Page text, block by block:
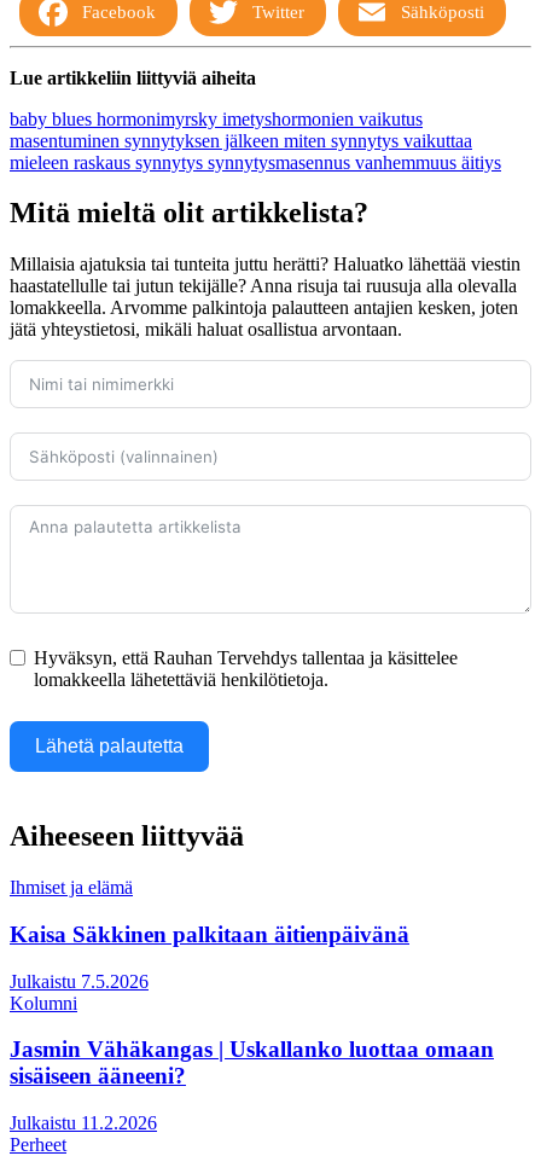
Facebook Twitter Sähköposti
Lue artikkeliin liittyviä aiheita
baby blues hormonimyrsky imetyshormonien vaikutus
masentuminen synnytyksen jälkeen miten synnytys vaikuttaa
mieleen raskaus synnytys synnytysmasennus vanhemmuus äitiys
Mitä mieltä olit artikkelista?
Millaisia ajatuksia tai tunteita juttu herätti? Haluatko lähettää viestin
haastatellulle tai jutun tekijälle? Anna risuja tai ruusuja alla olevalla
lomakkeella. Arvomme palkintoja palautteen antajien kesken, joten
jätä yhteystietosi, mikäli haluat osallistua arvontaan.
Hyväksyn, että Rauhan Tervehdys tallentaa ja käsittelee
lomakkeella lähetettäviä henkilötietoja.
Lähetä palautetta
Aiheeseen liittyvää
Ihmiset ja elämä
Kaisa Säkkinen palkitaan äitienpäivänä
Julkaistu 7.5.2026
Kolumni
Jasmin Vähäkangas | Uskallanko luottaa omaan
sisäiseen ääneeni?
Julkaistu 11.2.2026
Perheet